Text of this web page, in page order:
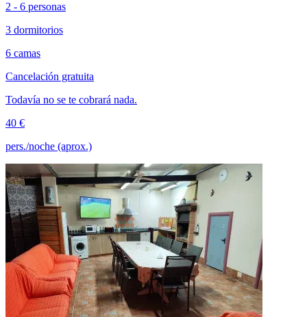
2 - 6 personas
3 dormitorios
6 camas
Cancelación gratuita
Todavía no se te cobrará nada.
40 €
pers./noche (aprox.)